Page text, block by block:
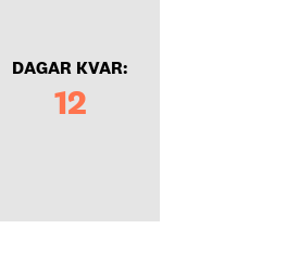
DAGAR KVAR:
12